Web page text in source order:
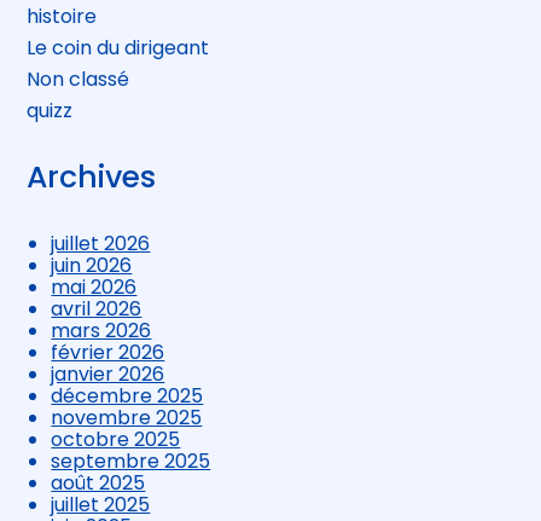
histoire
Le coin du dirigeant
Non classé
quizz
Archives
juillet 2026
juin 2026
mai 2026
avril 2026
mars 2026
février 2026
janvier 2026
décembre 2025
novembre 2025
octobre 2025
septembre 2025
août 2025
juillet 2025